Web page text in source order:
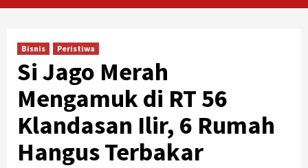
Bisnis Peristiwa
Si Jago Merah
Mengamuk di RT 56
Klandasan Ilir, 6 Rumah
Hangus Terbakar